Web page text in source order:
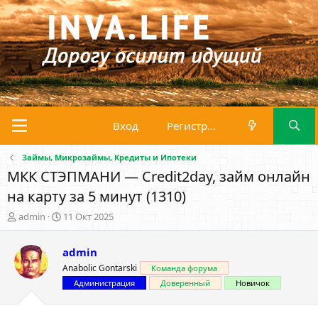
Вход Регистрация
Займы, Микрозаймы, Кредиты и Ипотеки
МКК СТЭПМАНИ — Credit2day, займ онлайн
на карту за 5 минут (1310)
А
в
о
р
т
м
admin
Д
а
а
н
а
ч
а
11 Окт 2025
admin
Anabolic Gontarski
Команда форума
Администрация
Доверенный Новичок